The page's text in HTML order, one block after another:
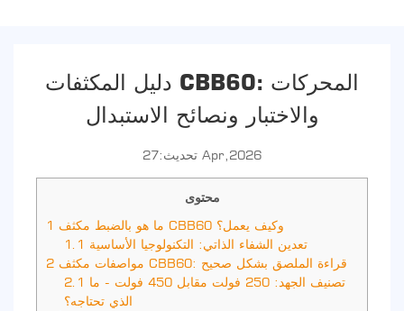
دليل المكثفات CBB60: المحركات
والاختبار ونصائح الاستبدال
تحديث:27 Apr,2026
محتوى
1
ما هو بالضبط مكثف CBB60 وكيف يعمل؟
1.1 تعدين الشفاء الذاتي: التكنولوجيا الأساسية
2
مواصفات مكثف CBB60: قراءة الملصق بشكل صحيح
2.1
الذي تحتاجه؟